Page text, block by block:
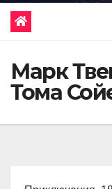
Марк
Тома